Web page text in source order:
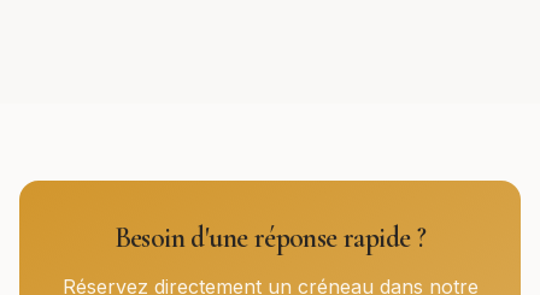
Besoin d'une réponse rapide ?
Réservez directement un créneau dans notre